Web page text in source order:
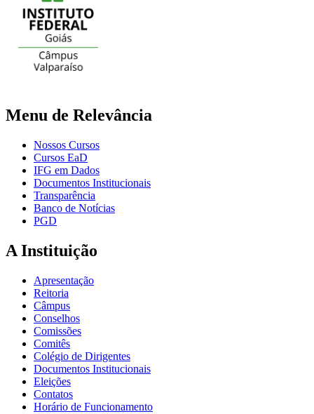
Menu de Relevância
Nossos Cursos
Cursos EaD
IFG em Dados
Documentos Institucionais
Transparência
Banco de Notícias
PGD
A Instituição
Apresentação
Reitoria
Câmpus
Conselhos
Comissões
Comitês
Colégio de Dirigentes
Documentos Institucionais
Eleições
Contatos
Horário de Funcionamento